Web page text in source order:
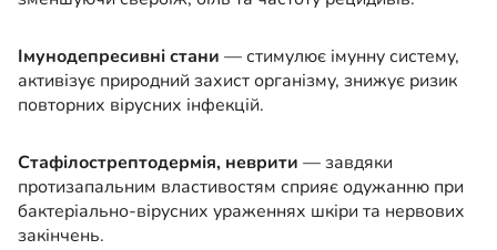
Імунодепресивні стани — стимулює імунну систему,
активізує природний захист організму, знижує ризик
повторних вірусних інфекцій.
Стафілострептодермія, неврити — завдяки
протизапальним властивостям сприяє одужанню при
бактеріально-вірусних ураженнях шкіри та нервових
закінчень.